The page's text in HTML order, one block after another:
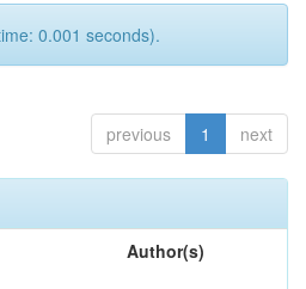
0.001 seconds).
previous 1 next
Author(s)